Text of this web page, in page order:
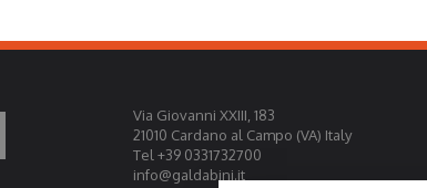
Via Giovanni XXIII, 183
21010 Cardano al Campo (VA) Italy
Tel +39 0331732700
info@galdabini.it